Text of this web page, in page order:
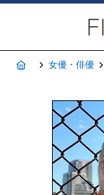
ホーム
女優・俳優